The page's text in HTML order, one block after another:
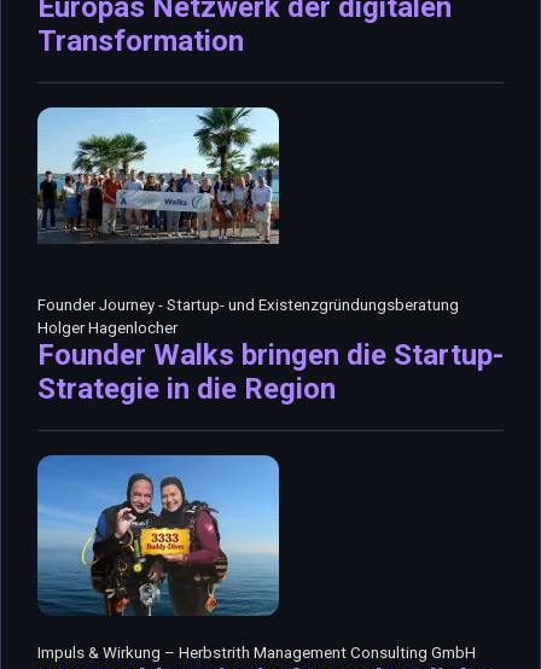
Europas Netzwerk der digitalen
Transformation
Founder Journey - Startup- und Existenzgründungsberatung
Holger Hagenlocher
Founder Walks bringen die Startup-
Strategie in die Region
Impuls & Wirkung – Herbstrith Management Consulting GmbH